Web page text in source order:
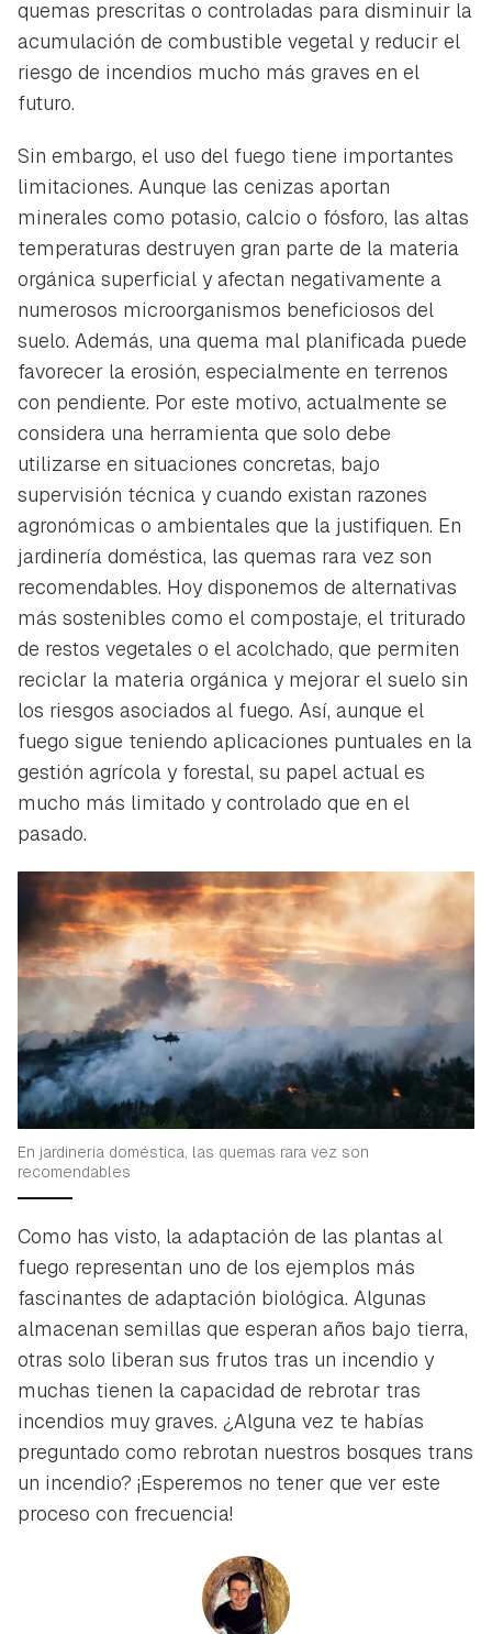
quemas prescritas o controladas para disminuir la
acumulación de combustible vegetal y reducir el
riesgo de incendios mucho más graves en el
futuro.
Sin embargo, el uso del fuego tiene importantes
limitaciones. Aunque las cenizas aportan
minerales como potasio, calcio o fósforo, las altas
temperaturas destruyen gran parte de la materia
orgánica superficial y afectan negativamente a
numerosos microorganismos beneficiosos del
suelo. Además, una quema mal planificada puede
favorecer la erosión, especialmente en terrenos
con pendiente. Por este motivo, actualmente se
considera una herramienta que solo debe
utilizarse en situaciones concretas, bajo
supervisión técnica y cuando existan razones
agronómicas o ambientales que la justifiquen. En
jardinería doméstica, las quemas rara vez son
recomendables. Hoy disponemos de alternativas
más sostenibles como el compostaje, el triturado
de restos vegetales o el acolchado, que permiten
reciclar la materia orgánica y mejorar el suelo sin
los riesgos asociados al fuego. Así, aunque el
fuego sigue teniendo aplicaciones puntuales en la
gestión agrícola y forestal, su papel actual es
mucho más limitado y controlado que en el
pasado.
En jardinería doméstica, las quemas rara vez son
recomendables
Como has visto, la adaptación de las plantas al
fuego representan uno de los ejemplos más
fascinantes de adaptación biológica. Algunas
almacenan semillas que esperan años bajo tierra,
otras solo liberan sus frutos tras un incendio y
muchas tienen la capacidad de rebrotar tras
incendios muy graves. ¿Alguna vez te habías
preguntado como rebrotan nuestros bosques trans
un incendio? ¡Esperemos no tener que ver este
proceso con frecuencia!